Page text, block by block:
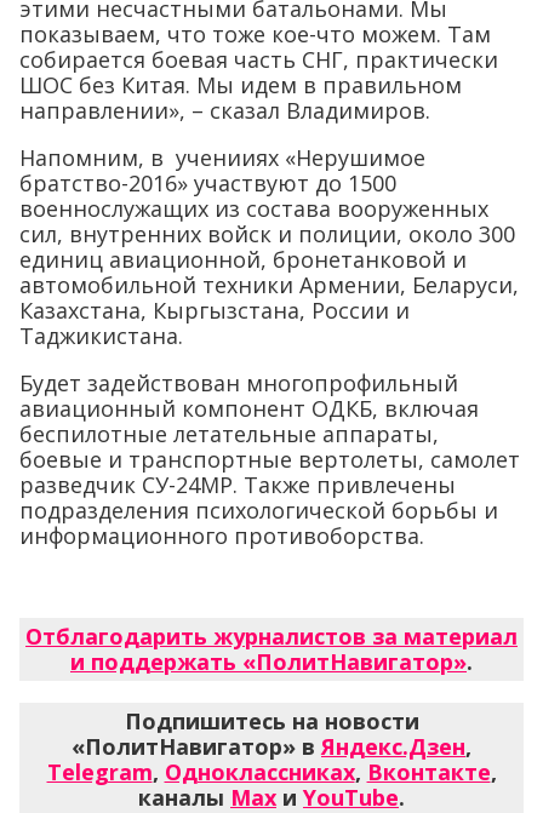
этими несчастными батальонами. Мы
показываем, что тоже кое-что можем. Там
собирается боевая часть СНГ, практически
ШОС без Китая. Мы идем в правильном
направлении», – сказал Владимиров.
Напомним, в ученииях «Нерушимое
братство-2016» участвуют до 1500
военнослужащих из состава вооруженных
сил, внутренних войск и полиции, около 300
единиц авиационной, бронетанковой и
автомобильной техники Армении, Беларуси,
Казахстана, Кыргызстана, России и
Таджикистана.
Будет задействован многопрофильный
авиационный компонент ОДКБ, включая
беспилотные летательные аппараты,
боевые и транспортные вертолеты, самолет
разведчик СУ-24МР. Также привлечены
подразделения психологической борьбы и
информационного противоборства.
Отблагодарить журналистов за материал
и поддержать «ПолитНавигатор».
Подпишитесь на новости
«ПолитНавигатор» вЯндекс.Дзен,
Telegram, Одноклассниках, Вконтакте,
каналы Max и YouTube.